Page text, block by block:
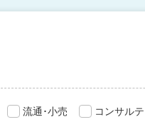
流通･小売
コンサル